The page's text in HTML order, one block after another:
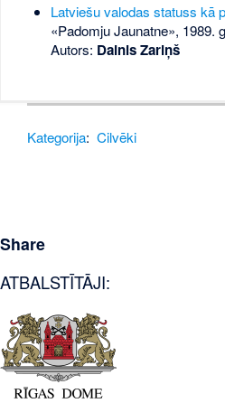
Latviešu valodas statuss kā
«Padomju Jaunatne», 1989.
Autors: Dainis Zariņš
Kategorija: Cilvēki
Share
ATBALSTĪTĀJI: